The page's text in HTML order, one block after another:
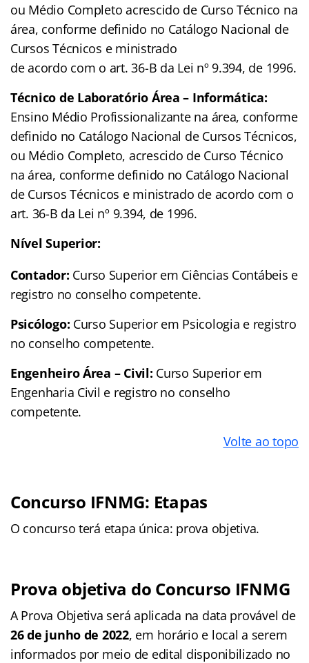
ou Médio Completo acrescido de Curso Técnico na
área, conforme definido no Catálogo Nacional de
Cursos Técnicos e ministrado
de acordo com o art. 36-B da Lei nº 9.394, de 1996.
Técnico de Laboratório Área – Informática:
Ensino Médio Profissionalizante na área, conforme
definido no Catálogo Nacional de Cursos Técnicos,
ou Médio Completo, acrescido de Curso Técnico
na área, conforme definido no Catálogo Nacional
de Cursos Técnicos e ministrado de acordo com o
art. 36-B da Lei nº 9.394, de 1996.
Nível Superior:
Contador: Curso Superior em Ciências Contábeis e
registro no conselho competente.
Psicólogo: Curso Superior em Psicologia e registro
no conselho competente.
Engenheiro Área – Civil: Curso Superior em
Engenharia Civil e registro no conselho
competente.
Volte ao topo
Concurso IFNMG: Etapas
O concurso terá etapa única: prova objetiva.
Prova objetiva do Concurso IFNMG
A Prova Objetiva será aplicada na data provável de
26 de junho de 2022, em horário e local a serem
informados por meio de edital disponibilizado no